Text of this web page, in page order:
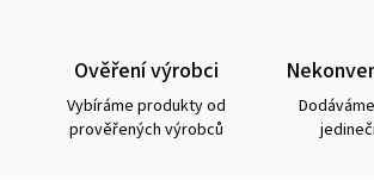
Ověření výrobci
Vybíráme produkty od
prověřených výrobců